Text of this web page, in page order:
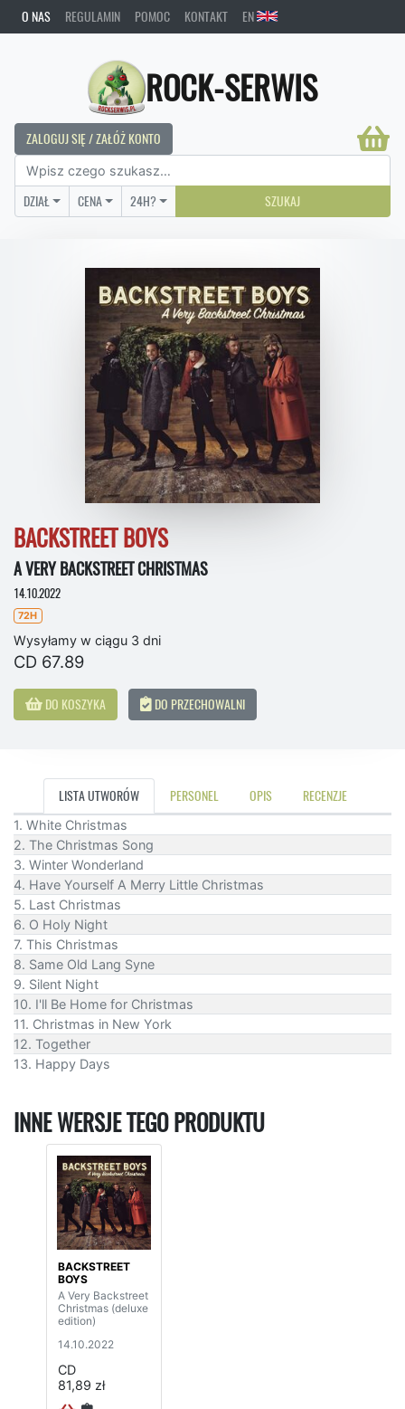
O NAS REGULAMIN POMOC KONTAKT EN
ROCK-SERWIS
ZALOGUJ SIĘ / ZAŁÓŻ KONTO
DZIAŁ CENA 24H? SZUKAJ
BACKSTREET BOYS
A VERY BACKSTREET CHRISTMAS
14.10.2022
72H
Wysyłamy w ciągu 3 dni
CD 67.89
DO KOSZYKA DO PRZECHOWALNI
LISTA UTWORÓW PERSONEL OPIS RECENZJE
1. White Christmas
2. The Christmas Song
3. Winter Wonderland
4. Have Yourself A Merry Little Christmas
5. Last Christmas
6. O Holy Night
7. This Christmas
8. Same Old Lang Syne
9. Silent Night
10. I'll Be Home for Christmas
11. Christmas in New York
12. Together
13. Happy Days
INNE WERSJE TEGO PRODUKTU
BACKSTREET
BOYS
A Very Backstreet
Christmas (deluxe
edition)
14.10.2022
CD
81,89 zł